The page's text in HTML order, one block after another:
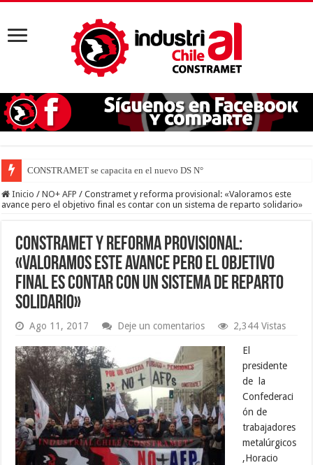
CONSTRAMET se capacita en el nuevo DS N° 44 para defender
Inicio / NO+ AFP / Constramet y reforma provisional: «Valoramos este
avance pero el objetivo final es contar con un sistema de reparto solidario»
Constramet y reforma provisional:
«Valoramos este avance pero el objetivo
final es contar con un sistema de reparto
solidario»
Ago 11, 2017 Deje un comentarios 2,344 Vistas
El
presidente
de la
Confederaci
ón de
trabajadores
metalúrgicos
,Horacio